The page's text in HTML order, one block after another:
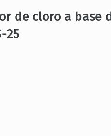
de cloro a base
25